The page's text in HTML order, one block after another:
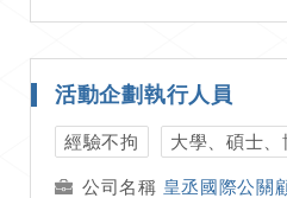
活動企劃執行人員
經驗不拘 大學、碩士、
皇丞國際公關